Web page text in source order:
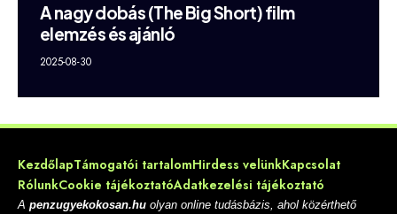
A nagy dobás (The Big Short) film
elemzés és ajánló
2025-08-30
KezdőlapTámogatói tartalomHirdess velünkKapcsolat
RólunkCookie tájékoztatóAdatkezelési tájékoztató
A penzugyekokosan.hu olyan online tudásbázis, ahol közérthető